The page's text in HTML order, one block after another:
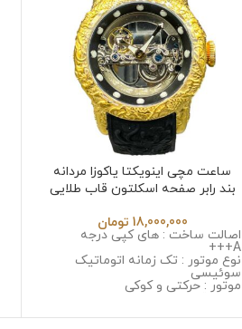
ساعت مچی اینویکتا یاکوزا مردانه
بند رابر صفحه اسکلتون قاب طلایی
18,000,000 تومان
اصالت ساخت : های کپی درجه
A+++
نوع موتور : تک زمانه اتوماتیک
سوئیسی
موتور : حرکتی و کوکی
جنس قاب : استینلس استیل ضد
جنس شیشه : مینرال گلس با